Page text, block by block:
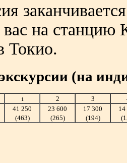
на станцию
Токио.
(на
1 2 3
41 250
(463)
23 600
(265)
17 300
(194)
14